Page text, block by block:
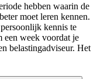
hebben waarin de
moet leren kennen.
kennis te
een week voordat je
belastingadviseur. Het